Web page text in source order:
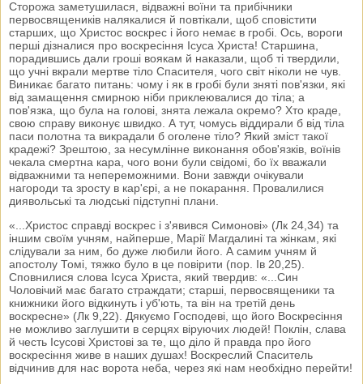
Сторожа заметушилася, відважні воїни та прибічники
первосвящеників налякалися й повтікали, щоб сповістити
старших, що Христос воскрес і його немає в гробі. Ось, вороги
перші дізналися про воскресіння Ісуса Христа! Старшина,
порадившись дали гроші воякам й наказали, щоб ті твердили,
що учні вкрали мертве тіло Спасителя, чого світ ніколи не чув.
Виникає багато питань: чому і як в гробі були зняті пов'язки, які
від замащення смирною ніби приклеювалися до тіла; а
пов'язка, що була на голові, знята лежала окремо? Хто краде,
свою справу виконує швидко. А тут, чомусь віддирали б від тіла
паси полотна та викрадали б оголене тіло? Який зміст такої
крадежі? Зрештою, за несумлінне виконання обов'язків, воїнів
чекала смертна кара, чого вони були свідомі, бо їх вважали
відважними та непереможними. Вони завжди очікували
нагороди та зросту в кар'єрі, а не покарання. Провалилися
диявольські та людські підступні плани.
«...Христос справді воскрес і з'явився Симонові» (Лк 24,34) та
іншим своїм учням, найперше, Марії Магдалині та жінкам, які
слідували за ним, бо дуже любили його. А самим учням й
апостолу Томі, тяжко було в це повірити (пор. Ів 20,25).
Сповнилися слова Ісуса Христа, який твердив: «...Син
Чоловічий має багато страждати; старші, первосвященики та
книжники його відкинуть і уб'ють, та він на третій день
воскресне» (Лк 9,22). Дякуємо Господеві, що його Воскресіння
не можливо заглушити в серцях віруючих людей! Поклін, слава
й честь Ісусові Христові за те, що діло й правда про його
воскресіння живе в наших душах! Воскреслий Спаситель
відчинив для нас ворота неба, через які нам необхідно перейти!